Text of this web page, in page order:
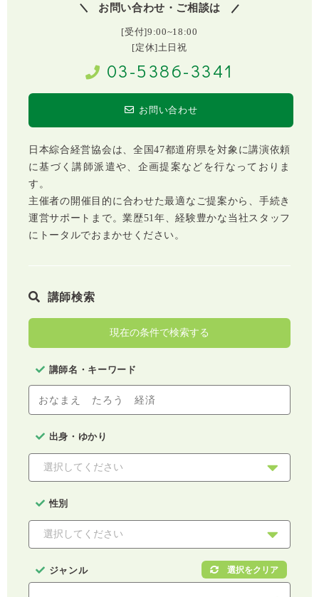
お問い合わせ・ご相談は
[受付]9:00~18:00
[定休]土日祝
03-5386-3341
お問い合わせ
日本綜合経営協会は、全国47都道府県を対象に講演依頼
に基づく講師派遣や、企画提案などを行なっておりま
す。
主催者の開催目的に合わせた最適なご提案から、手続き
運営サポートまで。業歴51年、経験豊かな当社スタッフ
にトータルでおまかせください。
講師検索
現在の条件で検索する
講師名・キーワード
出身・ゆかり
性別
ジャンル